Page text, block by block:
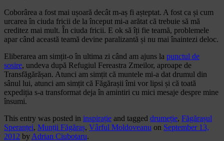
Coborârea a fost mai ușoară decât m-aș fi așteptat. A fost ca și cum
urcarea în ciuda fricii de la început mi-a arătat că trebuie să mă
creditez mai mult. În ciuda fricii. E ok să îți fie teamă, problemele
apar când această teamă devine paralizantă și nu mai înaintezi deloc.
Eliberarea am simțit-o în ultima zi când am ajuns la punctul de
sosire, undeva după Refugiul Fereastra Zmeilor, aproape de
Transfăgărășan. Atunci am simțit că muntele mi-a dat drumul din
sânul lui, atunci am simțit că Făgărașii îmi vor lipsi și că toată
expediția s-a transformat deja în amintiri cu mici mesaje despre mine
însumi.
This entry was posted in inspirație and tagged drumeție, Făgărașul
Speranței, Munții Făgăraș, Vârful Moldoveanu on September 13,
2012 by Adrian Ciubotaru.